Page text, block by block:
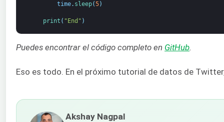
time. sleep(5)
print ( "End" )
Puedes encontrar el código completo en GitHub.
Eso es todo. En el próximo tutorial de datos de
Akshay Nagpal